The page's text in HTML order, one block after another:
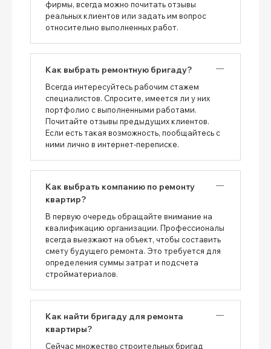
фирмы, всегда можно почитать отзывы
реальных клиентов или задать им вопрос
относительно выполненных работ.
Как выбрать ремонтную бригаду?
Всегда интересуйтесь рабочим стажем
специалистов. Спросите, имеется ли у них
портфолио с выполненными работами.
Почитайте отзывы предыдущих клиентов.
Если есть такая возможность, пообщайтесь с
ними лично в интернет-переписке.
Как выбрать компанию по ремонту
квартир?
В первую очередь обращайте внимание на
квалификацию организации. Профессионалы
всегда выезжают на объект, чтобы составить
смету будущего ремонта. Это требуется для
определения суммы затрат и подсчета
стройматериалов.
Как найти бригаду для ремонта
квартиры?
Сейчас множество строительных бригад